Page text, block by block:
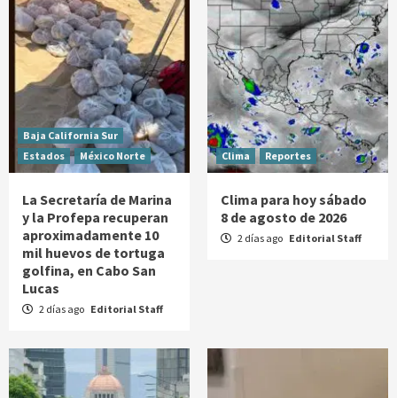
Baja California Sur
Estados
México Norte
La Secretaría de Marina
y la Profepa recuperan
aproximadamente 10
mil huevos de tortuga
golfina, en Cabo San
Lucas
2 días ago Editorial Staff
Clima Reportes
Clima para hoy sábado
8 de agosto de 2026
2 días ago Editorial Staff